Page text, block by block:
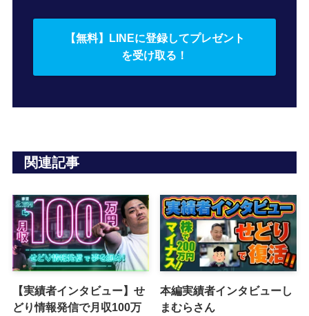
【無料】LINEに登録してプレゼント
を受け取る！
関連記事
【実績者インタビュー】せ
どり情報発信で月収100万
本編実績者インタビューし
まむらさん